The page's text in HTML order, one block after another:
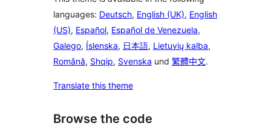
languages: Deutsch, English (UK), English
(US), Español, Español de Venezuela,
Galego, Íslenska, 日本語, Lietuvių kalba,
Română, Shqip, Svenska und 繁體中文.
Translate this theme
Browse the code